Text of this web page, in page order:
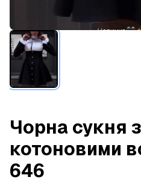
Чорна сукня
котоновими
646